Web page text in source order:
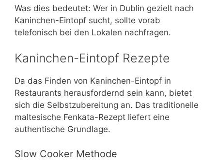
Was dies bedeutet: Wer in Dublin gezielt nach
Kaninchen-Eintopf sucht, sollte vorab
telefonisch bei den Lokalen nachfragen.
Kaninchen-Eintopf Rezepte
Da das Finden von Kaninchen-Eintopf in
Restaurants herausfordernd sein kann, bietet
sich die Selbstzubereitung an. Das traditionelle
maltesische Fenkata-Rezept liefert eine
authentische Grundlage.
Slow Cooker Methode